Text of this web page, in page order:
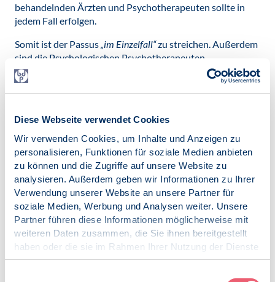
Diese Webseite verwendet Cookies
Wir verwenden Cookies, um Inhalte und Anzeigen zu
personalisieren, Funktionen für soziale Medien anbieten
zu können und die Zugriffe auf unsere Website zu
analysieren. Außerdem geben wir Informationen zu Ihrer
Verwendung unserer Website an unsere Partner für
soziale Medien, Werbung und Analysen weiter. Unsere
Partner führen diese Informationen möglicherweise mit
weiteren Daten zusammen, die Sie ihnen bereitgestellt
haben oder die sie im Rahmen Ihrer Nutzung der Dienste
gesammelt haben.
behandelnden Ärzten und Psychotherapeuten sollte in
jedem Fall erfolgen.
Somit ist der Passus„im Einzelfall“zu streichen. Außerdem
sind die Psychologischen Psychotherapeuten,
Fachpsychotherapeuten und Kinder- und Jugendliche
Psychotherapeuten zu ergänzen, um einen generellen
Einbezug bei gleichzeitiger psychotherapeutischer
aktuellem Anlass fordert der BDP dringend im
kommenden Gesetz die neue Berufsbezeichnung des
Fachpsychotherapeutenzusätzlich zu den
BerufsbezeichnungenPsychologischer Psychotherapeut
Kinder- und Jugendlichenpsychotherapeutzu benennen.
Folgende Gesetzesformulierung wird vorgeschlagen:
§ 38c Abs. 3 IKJHG -
RefE
Alternativvorschlag BDP
Bei der Aufstellung und